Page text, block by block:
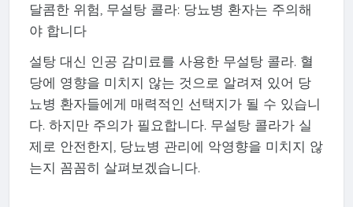
달콤한 위험, 무설탕 콜라: 당뇨병 환자는 주의해
야 합니다
설탕 대신 인공 감미료를 사용한 무설탕 콜라. 혈
당에 영향을 미치지 않는 것으로 알려져 있어 당
뇨병 환자들에게 매력적인 선택지가 될 수 있습니
다. 하지만 주의가 필요합니다. 무설탕 콜라가 실
제로 안전한지, 당뇨병 관리에 악영향을 미치지 않
는지 꼼꼼히 살펴보겠습니다.